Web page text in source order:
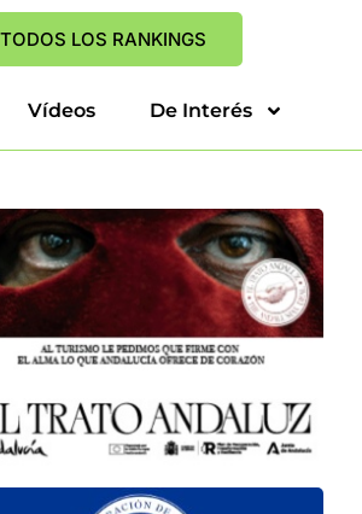
TODOS LOS RANKINGS
Vídeos De Interés